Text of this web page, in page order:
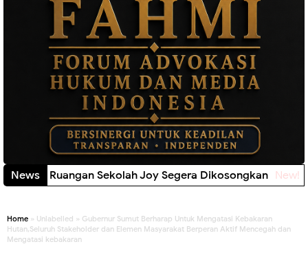
News
Minta Ruangan Sekolah Joy Segera Dikosongkan New!
Home » Unlabelled » Gubernur Sumut Berharap Untuk Mengatasi Kebakaran
Hutan,Seluruh Stakeholder dan Elemen Masyarakat Berperan Aktif Mencegah dan
Mengatasi kebakaran